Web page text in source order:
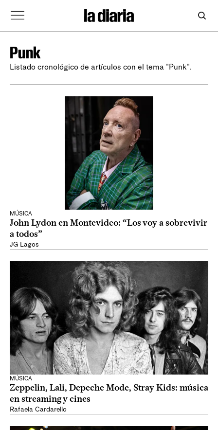
Punk
Listado cronológico de artículos con el tema "Punk".
MÚSICA
John Lydon en Montevideo: “Los voy a sobrevivir
a todos”
JG Lagos
MÚSICA
Zeppelin, Lali, Depeche Mode, Stray Kids: música
en streaming y cines
Rafaela Cardarello